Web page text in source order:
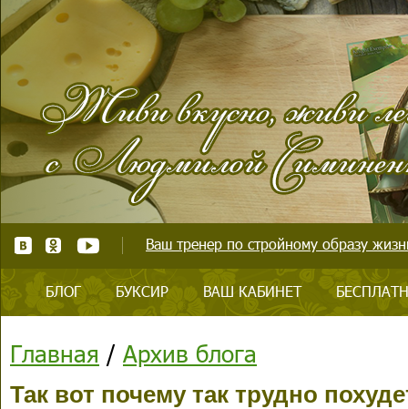
Ваш тренер по стройному образу
БЛОГ БУКСИР ВАШ КАБИНЕТ
Главная / Архив блога
Так вот почему так трудно